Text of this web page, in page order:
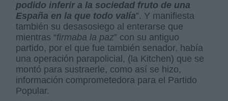
podido inferir a la sociedad fruto de una
España en la que todo valía”. Y manifiesta
también su desasosiego al enterarse que
mientras “firmaba la paz” con su antiguo
partido, por el que fue también senador, había
una operación parapolicial, (la Kitchen) que se
montó para sustraerle, como así se hizo,
información comprometedora para el Partido
Popular.